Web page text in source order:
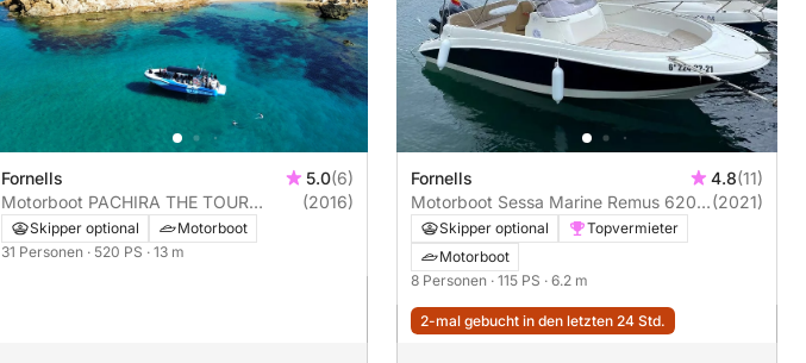
Fornells 5.0(6)
Motorboot PACHIRA THE TOUR
520PS
(2016)
Skipper optional
Motorboot
31 Personen · 520 PS · 13 m
Fornells 4.8(11)
Motorboot Sessa Marine Remus 620
Open 115PS
(2021)
Skipper optional
Topvermieter
Motorboot
8 Personen · 115 PS · 6.2 m
2-mal gebucht in den letzten 24 Std.